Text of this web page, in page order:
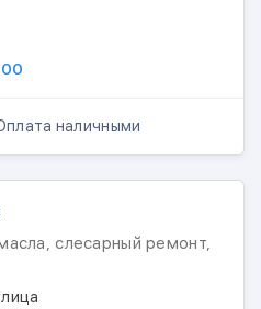
наличными
слесарный ремонт,